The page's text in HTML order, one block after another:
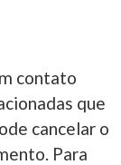
contato
que
cancelar o
Para